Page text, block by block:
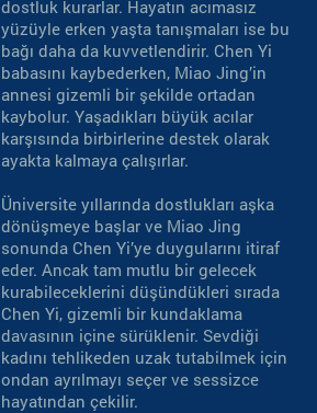
dostluk kurarlar. Hayatın acımasız
yüzüyle erken yaşta tanışmaları ise bu
bağı daha da kuvvetlendirir. Chen Yi
babasını kaybederken, Miao Jing’in
annesi gizemli bir şekilde ortadan
kaybolur. Yaşadıkları büyük acılar
karşısında birbirlerine destek olarak
ayakta kalmaya çalışırlar.
Üniversite yıllarında dostlukları aşka
dönüşmeye başlar ve Miao Jing
sonunda Chen Yi’ye duygularını itiraf
eder. Ancak tam mutlu bir gelecek
kurabileceklerini düşündükleri sırada
Chen Yi, gizemli bir kundaklama
davasının içine sürüklenir. Sevdiği
kadını tehlikeden uzak tutabilmek için
ondan ayrılmayı seçer ve sessizce
hayatından çekilir.